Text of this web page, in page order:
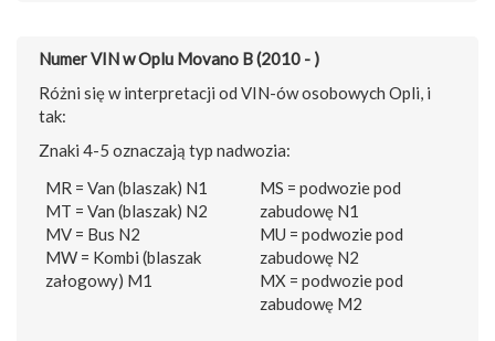
Numer VIN w Oplu Movano B (2010 - )
Różni się w interpretacji od VIN-ów osobowych Opli, i
tak:
Znaki 4-5 oznaczają typ nadwozia:
MR = Van (blaszak) N1
MT = Van (blaszak) N2
MV = Bus N2
MW = Kombi (blaszak
załogowy) M1
MS = podwozie pod
zabudowę N1
MU = podwozie pod
zabudowę N2
MX = podwozie pod
zabudowę M2